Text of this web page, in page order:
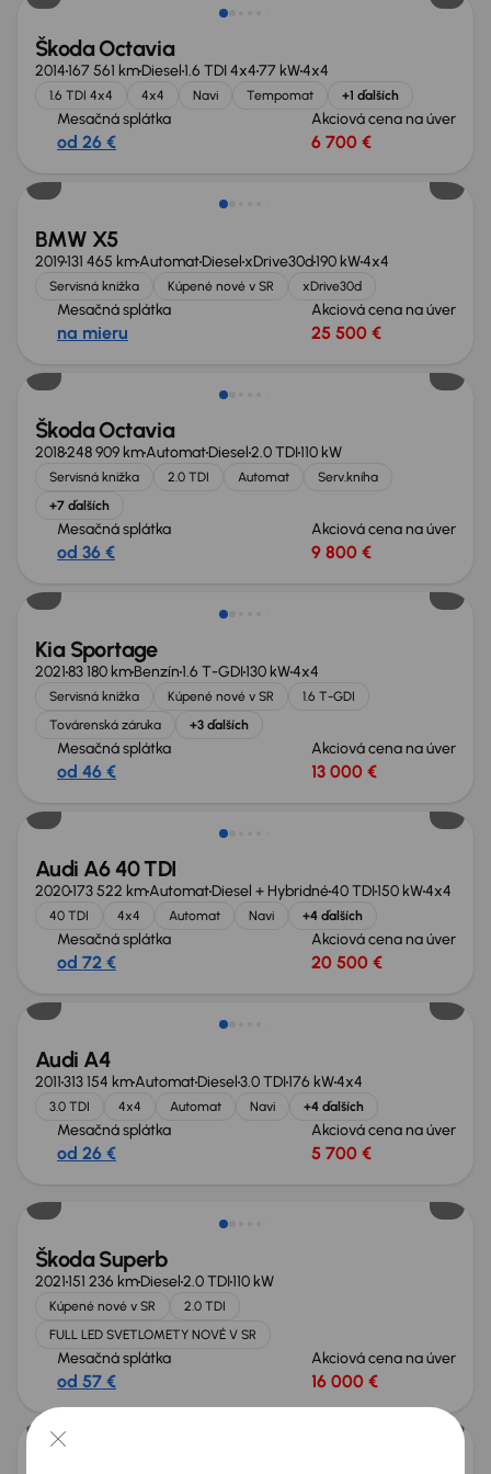
Škoda Octavia
2014167 561 kmDiesel1.6 TDI 4x477 kW4x4
1.6 TDI 4x4 4x4 Navi Tempomat +1 ďalších
Mesačná splátka
od 26 €
Akciová cena na úver
6 700 €
Zlacnené o 4 100 €
BMW X5
2019131 465 kmAutomatDiesel xDrive30d190 kW4x4
Servisná knižka Kúpené nové v SR xDrive30d
Mesačná splátka
na mieru
Akciová cena na úver
25 500 €
Škoda Octavia
2018248 909 kmAutomatDiesel2.0 TDI110 kW
Servisná knižka 2.0 TDI Automat
Serv.kniha
+7 ďalších
Mesačná splátka
od 36 €
Akciová cena na úver
9 800 €
Zlacnené o 1 500 €
Kia Sportage
202183 180 kmBenzín1.6 T-GDI130 kW4x4
Servisná knižka Kúpené nové v SR
1.6 T-GDI
Továrenská záruka
+3 ďalších
Mesačná splátka
od 46 €
Akciová cena na úver
13 000 €
Zlacnené o 500 €
Audi A6 40 TDI
2020173 522 kmAutomatDiesel + Hybridné40 TDI150 kW4x4
40 TDI 4x4 Automat Navi +4 ďalších
Mesačná splátka
od 72 €
Akciová cena na úver
20 500 €
Audi A4
2011313 154 kmAutomatDiesel3.0 TDI176 kW4x4
3.0 TDI 4x4 Automat Navi +4 ďalších
Mesačná splátka
od 26 €
Akciová cena na úver
5 700 €
Škoda Superb
2021151 236 kmDiesel2.0 TDI110 kW
Kúpené nové v SR
2.0 TDI
FULL LED SVETLOMETY NOVÉ V SR
Mesačná splátka
od 57 €
Akciová cena na úver
16 000 €